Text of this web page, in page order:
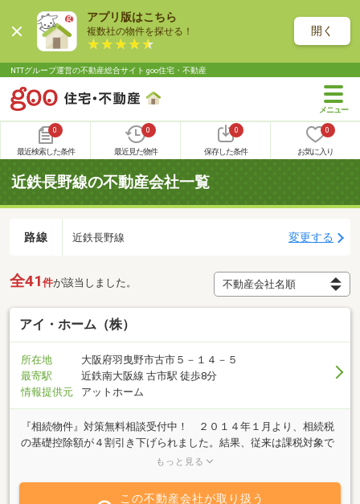
アプリ版はこちら
複数社の物件を探せる！ 開く
NTTグループ運営の不動産総合サイト goo住宅・不動産
0
最近検索した条件
0
最近見た物件
0
保存した条件
0
お気に入り
近鉄長野線の不動産会社一覧
路線 近鉄長野線 変更する
全41 件が該当しました。
アイ・ホーム（株）
所在地
大阪府羽曳野市古市５－１４－５
最寄駅
近鉄南大阪線 古市駅 徒歩8分
情報提供元
アットホーム
『相続物件』対策無料相談受付中！ ２０１４年１月より、相続税
の基礎控除額が４割引き下げられました。結果、従来は課税対象で
なかった方も相続税を支払わないといけないケースが出て参りま
換金できないため、事前の準備が必要となります。弊社では、相続
もっと見る
この不動産会社が取り扱う